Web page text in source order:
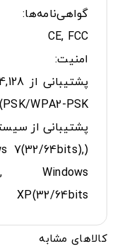
گواهی‌نامه‌ها:
CE, FCC
امنیت:
PSK/WPA2-PSK)
پشتیبانی از
7(32/64bits),
Windows
XP(32/64bits
کالاهای مشابه